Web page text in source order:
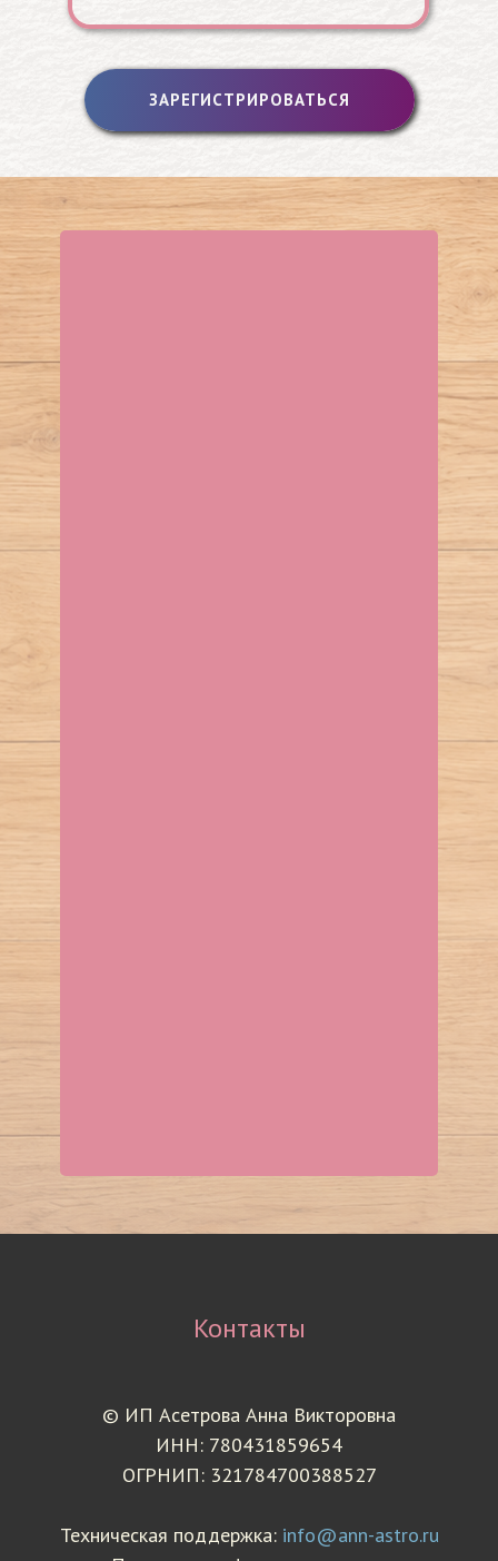
ЗАРЕГИСТРИРОВАТЬСЯ
Контакты
© ИП Асетрова Анна Викторовна
ИНН: 780431859654
ОГРНИП: 321784700388527
Техническая поддержка: info@ann-astro.ru